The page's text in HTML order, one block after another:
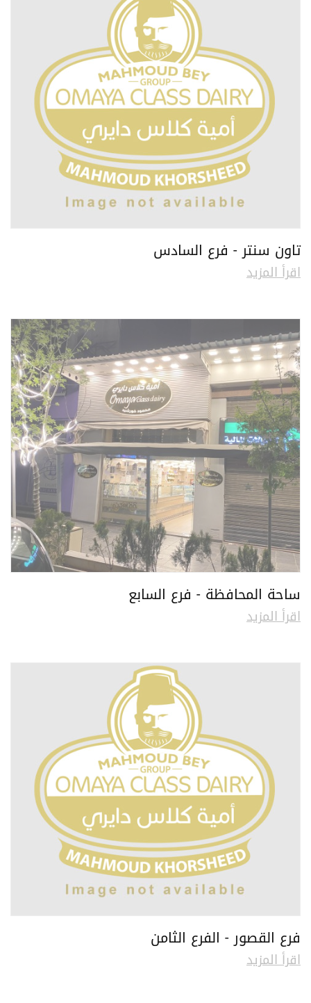
تاون سنتر - فرع السادس
اقرأ المزيد
ساحة المحافظة - فرع السابع
اقرأ المزيد
فرع القصور - الفرع الثامن
اقرأ المزيد